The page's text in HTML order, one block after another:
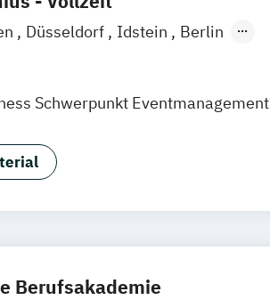
Düsseldorf Idstein
Berlin
Schwerpunkt Eventmanagement
Berufsakademie